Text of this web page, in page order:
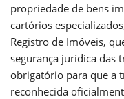
propriedade de bens
cartórios
Registro de Imóveis,
segurança jurídica das
obrigatório para que a
reconhecida